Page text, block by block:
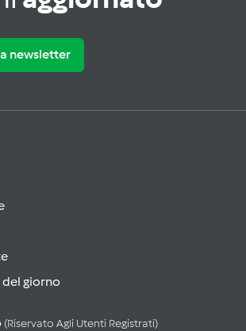
newsletter
giorno
(riservato Agli Utenti Registrati)